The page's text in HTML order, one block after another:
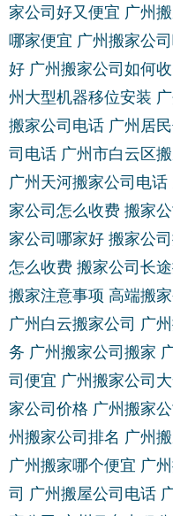
家公司好又便宜 广州
哪家便宜 广州搬家公
好 广州搬家公司如何
州大型机器移位安装
搬家公司电话 广州居
司电话 广州市白云区
广州天河搬家公司电话
家公司怎么收费 搬家
家公司哪家好 搬家公
怎么收费 搬家公司长
搬家注意事项 高端搬
广州白云搬家公司 广
务 广州搬家公司搬家
司便宜 广州搬家公司
家公司价格 广州搬家
州搬家公司排名 广州
广州搬家哪个便宜 广
司 广州搬屋公司电话